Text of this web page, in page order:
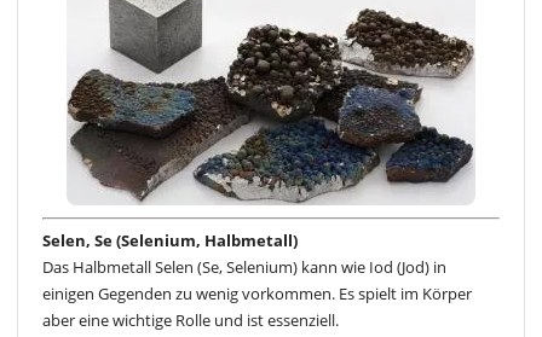
Selen, Se (Selenium, Halbmetall)
Das Halbmetall Selen (Se, Selenium) kann wie Iod (Jod) in
einigen Gegenden zu wenig vorkommen. Es spielt im Körper
aber eine wichtige Rolle und ist essenziell.